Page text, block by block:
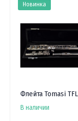
Флейта Tomasi
В наличии
Новинка